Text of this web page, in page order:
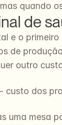
quando
de
e o
de
outro
custo dos
uma mesa